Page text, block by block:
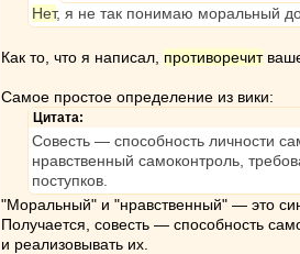
Нет, я не так понимаю моральный
Как то, что я написал, противоречит
Самое простое определение из вики:
Цитата:
Совесть — способность личности
нравственный самоконтроль,
поступков.
"Моральный" и "нравственный" — это
Получается, совесть — способность
и реализовывать их.